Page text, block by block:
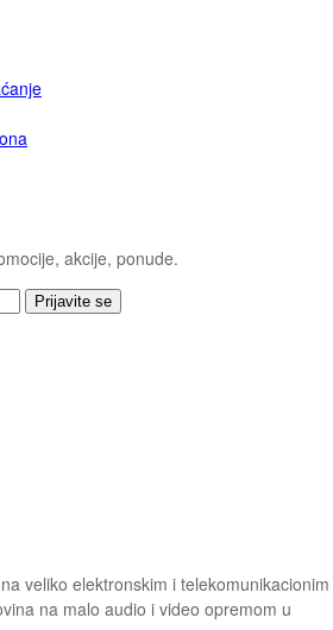
akcije, ponude.
Prijavite se
veliko elektronskim i telekomunikacionim
na malo audio i video opremom u